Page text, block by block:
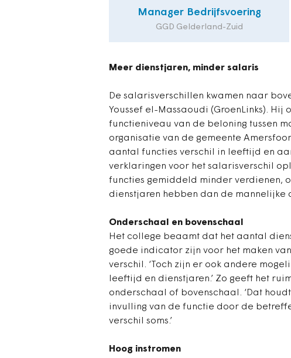
Manager Bedrijfsvoering
GGD Gelderland-Zuid
Meer dienstjaren, minder salaris
De salarisverschillen kwamen naar
Youssef el-Massaoudi (GroenLinks).
functieniveau van de beloning tussen
organisatie van de gemeente
aantal functies verschil in leeftijd en
verklaringen voor het salarisverschil
functies gemiddeld minder verdienen,
dienstjaren hebben dan de mannelijke
Onderschaal en bovenschaal
Het college beaamt dat het aantal
goede indicator zijn voor het maken
verschil. ‘Toch zijn er ook andere
leeftijd en dienstjaren.’ Zo geeft het
onderschaal of bovenschaal. ‘Dat
invulling van de functie door de
verschil soms.’
Hoog instromen